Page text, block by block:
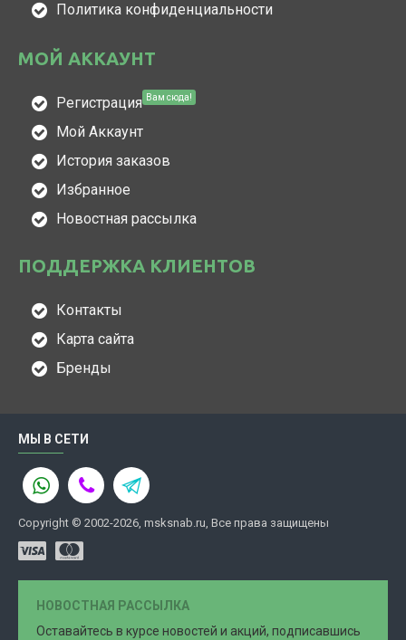
Политика конфиденциальности
МОЙ АККАУНТ
Регистрация Вам сюда!
Мой Аккаунт
История заказов
Избранное
Новостная рассылка
ПОДДЕРЖКА КЛИЕНТОВ
Контакты
Карта сайта
Бренды
МЫ В СЕТИ
Copyright © 2002-2026, msksnab.ru, Все права защищены
НОВОСТНАЯ РАССЫЛКА
Оставайтесь в курсе новостей и акций, подписавшись